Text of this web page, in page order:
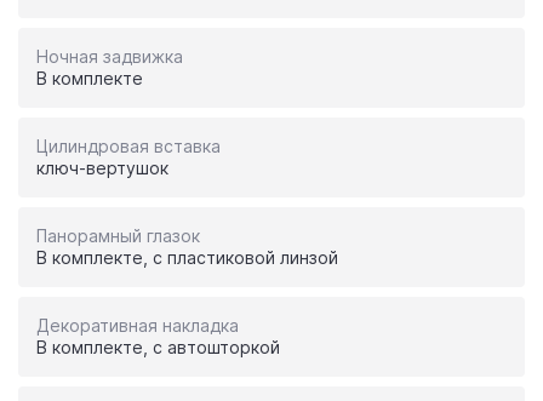
Ночная задвижка
В комплекте
Цилиндровая вставка
ключ-вертушок
Панорамный глазок
В комплекте, с пластиковой линзой
Декоративная накладка
В комплекте, с автошторкой